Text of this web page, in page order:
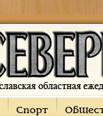
Спорт